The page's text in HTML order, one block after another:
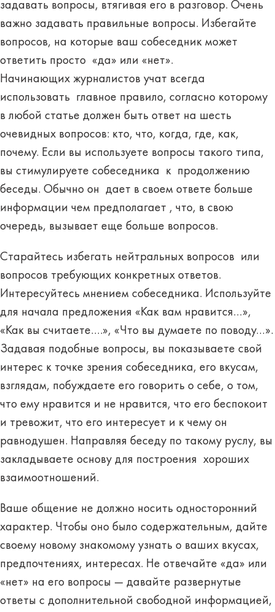
задавать вопросы, втягивая его в разговор. Очень
важно задавать правильные вопросы. Избегайте
вопросов, на которые ваш собеседник может
ответить просто «да» или «нет».
Начинающих журналистов учат всегда
использовать главное правило, согласно которому
в любой статье должен быть ответ на шесть
очевидных вопросов: кто, что, когда, где, как,
почему. Если вы используете вопросы такого типа,
вы стимулируете собеседника к продолжению
беседы. Обычно он дает в своем ответе больше
информации чем предполагает , что, в свою
очередь, вызывает еще больше вопросов.
Старайтесь избегать нейтральных вопросов или
вопросов требующих конкретных ответов.
Интересуйтесь мнением собеседника. Используйте
для начала предложения «Как вам нравится…»,
«Как вы считаете….», «Что вы думаете по поводу…».
Задавая подобные вопросы, вы показываете свой
интерес к точке зрения собеседника, его вкусам,
взглядам, побуждаете его говорить о себе, о том,
что ему нравится и не нравится, что его беспокоит
и тревожит, что его интересует и к чему он
равнодушен. Направляя беседу по такому руслу, вы
закладываете основу для построения хороших
взаимоотношений.
Ваше общение не должно носить односторонний
характер. Чтобы оно было содержательным, дайте
своему новому знакомому узнать о ваших вкусах,
предпочтениях, интересах. Не отвечайте «да» или
«нет» на его вопросы — давайте развернутые
ответы с дополнительной свободной информацией,